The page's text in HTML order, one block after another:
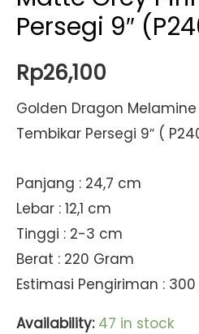
Persegi 9″
Rp26,100
Golden Dragon
Tembikar Persegi 9″ (
Panjang : 24,7 cm
Lebar : 12,1 cm
Tinggi : 2-3 cm
Berat : 220 Gram
Estimasi Pengiriman :
Availability: 47 in stock